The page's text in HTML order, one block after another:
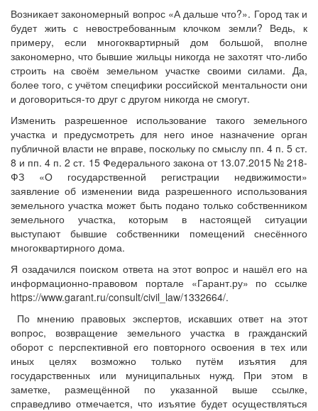
Возникает закономерный вопрос «А дальше что?». Город так и
будет жить с невостребованным клочком земли? Ведь, к
примеру, если многоквартирный дом большой, вполне
закономерно, что бывшие жильцы никогда не захотят что-либо
строить на своём земельном участке своими силами. Да,
более того, с учётом специфики российской ментальности они
и договориться-то друг с другом никогда не смогут.
Изменить разрешенное использование такого земельного
участка и предусмотреть для него иное назначение орган
публичной власти не вправе, поскольку по смыслу пп. 4 п. 5 ст.
8 и пп. 4 п. 2 ст. 15 Федерального закона от 13.07.2015 № 218-
ФЗ «О государственной регистрации недвижимости»
заявление об изменении вида разрешенного использования
земельного участка может быть подано только собственником
земельного участка, которым в настоящей ситуации
выступают бывшие собственники помещений снесённого
многоквартирного дома.
Я озадачился поиском ответа на этот вопрос и нашёл его на
информационно-правовом портале «Гарант.ру» по ссылке
https://www.garant.ru/consult/civil_law/1332664/.
По мнению правовых экспертов, искавших ответ на этот
вопрос, возвращение земельного участка в гражданский
оборот с перспективной его повторного освоения в тех или
иных целях возможно только путём изъятия для
государственных или муниципальных нужд. При этом в
заметке, размещённой по указанной выше ссылке,
справедливо отмечается, что изъятие будет осуществляться